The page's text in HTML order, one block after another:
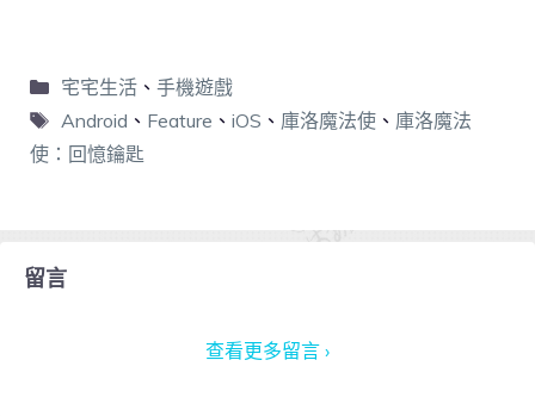
宅宅生活、 手機遊戲
Android 、 Feature 、 iOS 、 庫洛魔法使、 庫洛魔法
使：回憶鑰匙
留言
查看更多留言 ›